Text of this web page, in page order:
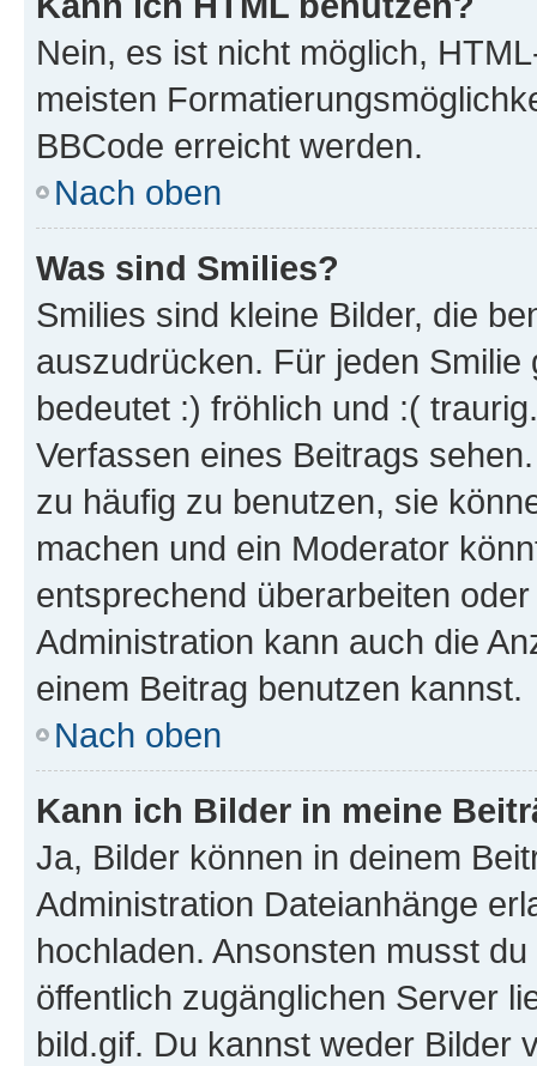
Nein, es ist nicht möglich,
meisten
BBCode erreicht werden.
Nach oben
Was sind Smilies?
Smilies sind kleine Bilder, die
auszudrücken. Für jeden
bedeutet :) fröhlich und :(
Verfassen eines Beitrags
zu häufig zu benutzen, sie
machen und ein Moderator
entsprechend überarbeiten
Administration kann auch die
einem Beitrag benutzen kannst.
Nach oben
Kann ich Bilder in meine
Ja, Bilder können in deinem
Administration Dateianhänge
hochladen. Ansonsten musst
öffentlich zugänglichen Server
bild.gif. Du kannst weder Bilder